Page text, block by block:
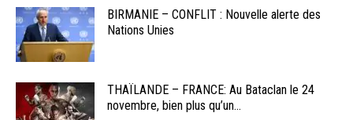
BIRMANIE – CONFLIT : Nouvelle alerte des
Nations Unies
THAÏLANDE – FRANCE: Au Bataclan le 24
novembre, bien plus qu’un...